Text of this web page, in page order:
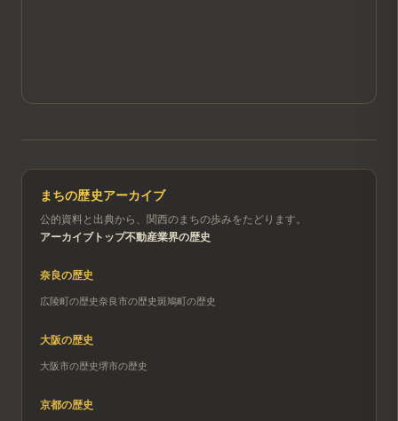
まちの歴史アーカイブ
公的資料と出典から、関西のまちの歩みをたどります。
アーカイブトップ不動産業界の歴史
奈良の歴史
広陵町の歴史奈良市の歴史斑鳩町の歴史
大阪の歴史
大阪市の歴史堺市の歴史
京都の歴史